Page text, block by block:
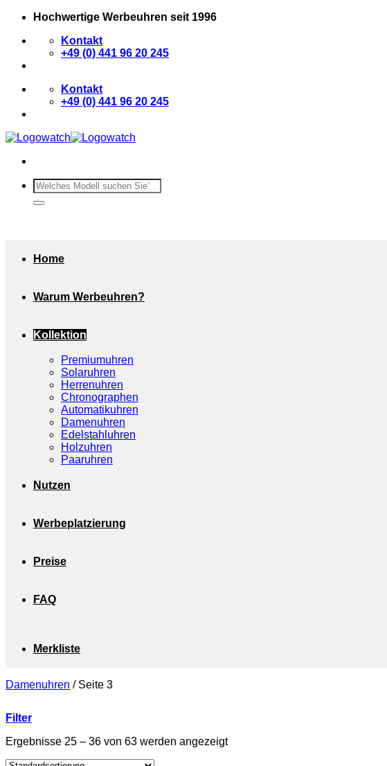
Zum
springen
Hochwertige Werbeuhren seit 1996
Kontakt
+49 (0) 441 96 20 245
Kontakt
+49 (0) 441 96 20 245
Suchen
nach:
Home
Warum Werbeuhren?
Kollektion
Premiumuhren
Solaruhren
Herrenuhren
Chronographen
Automatikuhren
Damenuhren
Edelstahluhren
Holzuhren
Paaruhren
Nutzen
Werbeplatzierung
Preise
FAQ
Merkliste
Damenuhren /Seite 3
Filter
Ergebnisse 25 – 36 von 63 werden angezeigt